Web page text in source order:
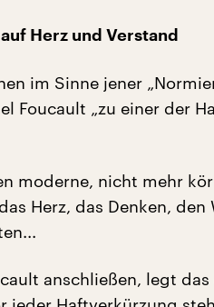
Herz und Verstand
im Sinne jener
Foucault „zu einer der
moderne, nicht mehr
Herz, das Denken,
anschließen, legt